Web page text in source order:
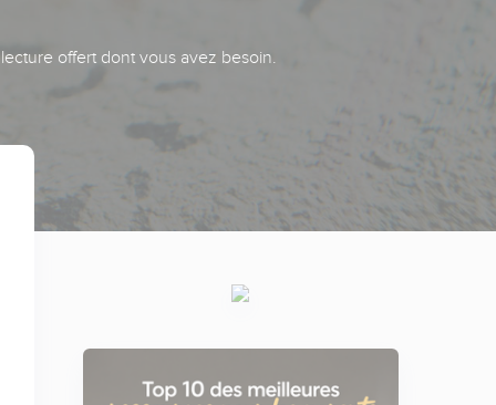
offert dont vous avez besoin.